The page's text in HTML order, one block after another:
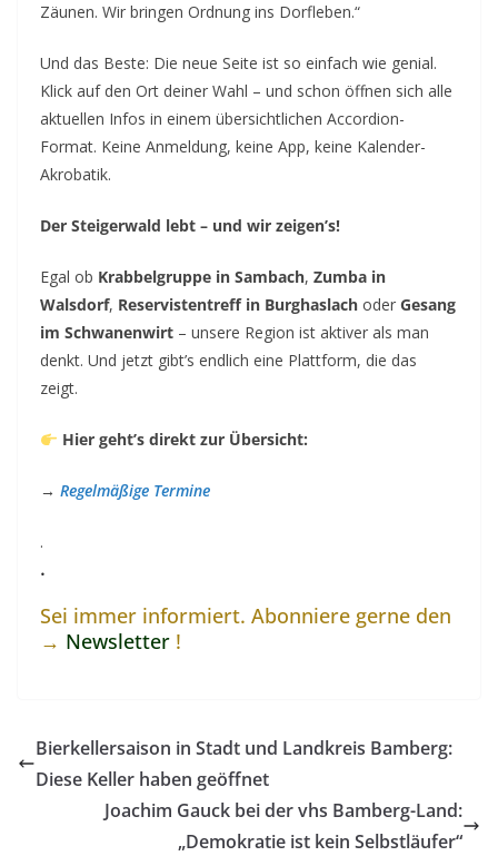
Zäunen. Wir bringen Ordnung ins Dorfleben.“
Und das Beste: Die neue Seite ist so einfach wie genial.
Klick auf den Ort deiner Wahl – und schon öffnen sich alle
aktuellen Infos in einem übersichtlichen Accordion-
Format. Keine Anmeldung, keine App, keine Kalender-
Akrobatik.
Der Steigerwald lebt – und wir zeigen’s!
Egal ob Krabbelgruppe in Sambach, Zumba in
Walsdorf, Reservistentreff in Burghaslach oder Gesang
im Schwanenwirt – unsere Region ist aktiver als man
denkt. Und jetzt gibt’s endlich eine Plattform, die das
zeigt.
Hier geht’s direkt zur Übersicht:
→ Regelmäßige Termine
.
.
Sei immer informiert. Abonniere gerne den
→ Newsletter !
Bierkellersaison in Stadt und Landkreis Bamberg:
Diese Keller haben geöffnet
Joachim Gauck bei der vhs Bamberg-Land:
„Demokratie ist kein Selbstläufer“